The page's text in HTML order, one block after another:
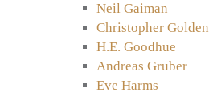
Neil Gaiman
Christopher Golden
H.E. Goodhue
Andreas Gruber
Eve Harms